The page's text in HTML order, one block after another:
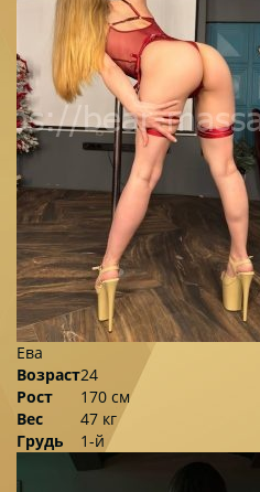
Ева
Возраст24
Рост
170 см
Вес
47 кг
Грудь
1-й